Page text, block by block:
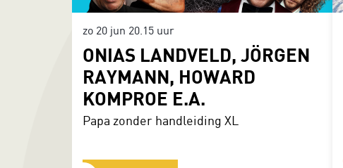
ONIAS LANDVELD, JÖRGEN
RAYMANN, HOWARD
KOMPROE E.A.
Papa zonder handleiding XL
zo 20 jun 20.15 uur